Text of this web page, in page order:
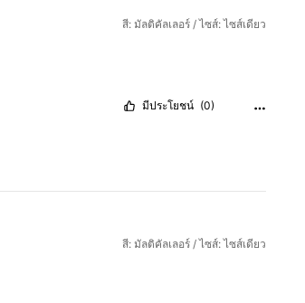
สี: มัลติคัลเลอร์ / ไซส์: ไซส์เดียว
มีประโยชน์ (0)
สี: มัลติคัลเลอร์ / ไซส์: ไซส์เดียว